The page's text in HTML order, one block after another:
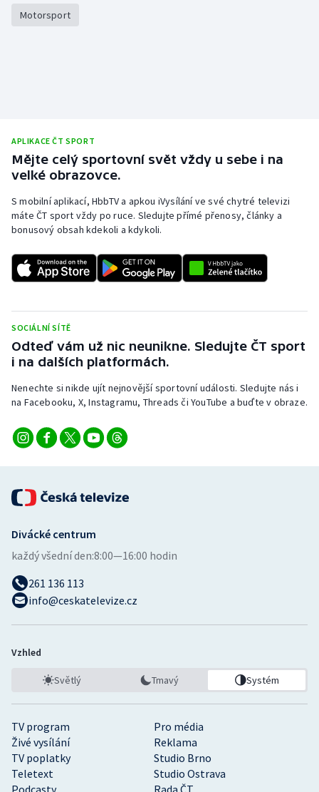
Ostatní
Motorsport
APLIKACE ČT SPORT
Mějte celý sportovní svět vždy u sebe i na
velké obrazovce.
S mobilní aplikací, HbbTV a apkou iVysílání ve své chytré televizi
máte ČT sport vždy po ruce. Sledujte přímé přenosy, články a
bonusový obsah kdekoli a kdykoli.
SOCIÁLNÍ SÍTĚ
Odteď vám už nic neunikne. Sledujte ČT sport
i na dalších platformách.
Nenechte si nikde ujít nejnovější sportovní události. Sledujte nás i
na Facebooku, X, Instagramu, Threads či YouTube a buďte v obraze.
TV program
Pro média
Živé vysílání
Reklama
TV poplatky
Studio Brno
Teletext
Studio Ostrava
Podcasty
Rada ČT
Divácké centrum
každý všední den:8:00—16:00 hodin
261 136 113
info@ceskatelevize.cz
Vzhled
Světlý Tmavý Systém